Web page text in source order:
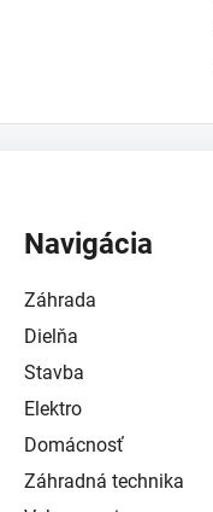
Navigácia
Záhrada
Dielňa
Stavba
Elektro
Domácnosť
Záhradná technika